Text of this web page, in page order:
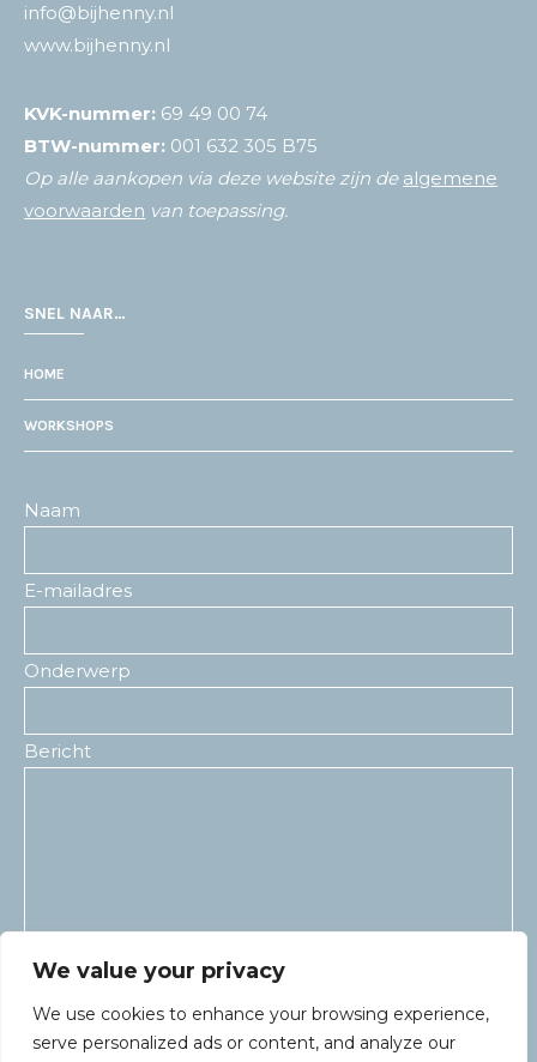
We value your privacy
We use cookies to enhance your browsing experience,
serve personalized ads or content, and analyze our
info@bijhenny.nl
www.bijhenny.nl
KVK-nummer: 69 49 00 74
BTW-nummer: 001 632 305 B75
Op alle aankopen via deze website zijn de algemene
voorwaarden van toepassing.
SNEL NAAR…
HOME
WORKSHOPS
Naam
E-mailadres
Onderwerp
Bericht